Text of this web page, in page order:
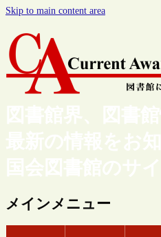
Skip to main content area
図書館界、図書
最新の情報をお
国会図書館のサ
メインメニュー